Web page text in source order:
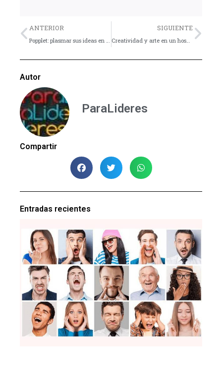
Previo
ANTERIOR
Popplet: plasmar sus ideas en mapas conceptuales
SIGUIENTE
Creatividad y arte en un hospital
Autor
ParaLideres
Compartir
Entradas recientes